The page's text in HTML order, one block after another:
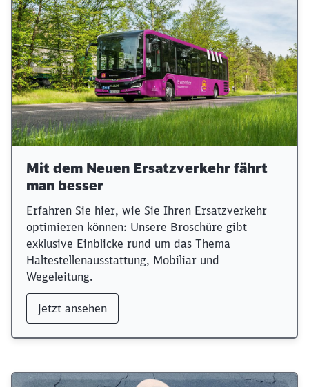
Mit dem Neuen Ersatzverkehr fährt
man besser
Erfahren Sie hier, wie Sie Ihren Ersatzverkehr
optimieren können: Unsere Broschüre gibt
exklusive Einblicke rund um das Thema
Haltestellenausstattung, Mobiliar und
Wegeleitung.
Jetzt ansehen